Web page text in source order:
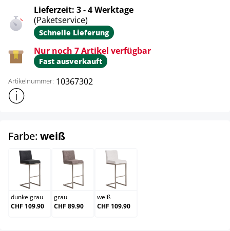
Lieferzeit: 3 - 4 Werktage
(Paketservice)
Schnelle Lieferung
Nur noch 7 Artikel verfügbar
Fast ausverkauft
Artikelnummer: 10367302
Weitere Produktinformationen anzeigen
Farbe: weißauswählen
dunkelgrau
dunkelgrau
CHF 109.90
grau
grau
CHF 89.90
weiß
weiß
CHF 109.90